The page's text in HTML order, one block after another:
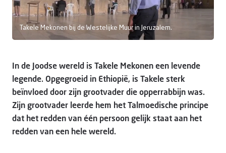
Doneer
Takele Mekonen bij de Westelijke Muur in Jeruzalem.
In de Joodse wereld is Takele Mekonen een levende
legende. Opgegroeid in Ethiopië, is Takele sterk
beïnvloed door zijn grootvader die opperrabbijn was.
Zijn grootvader leerde hem het Talmoedische principe
dat het redden van één persoon gelijk staat aan het
redden van een hele wereld.